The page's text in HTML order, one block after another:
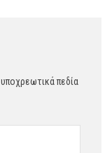
πεδία